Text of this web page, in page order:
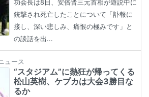
功会長は8日、安倍晋三元首相が遊説中に
銃撃され死亡したことについて「訃報に
接し、深い悲しみ、痛恨の極みです」と
の談話を出...
ュース
“スタジアム”に熱狂が帰ってくる
松山英樹、ケプカは大会3勝目な
るか